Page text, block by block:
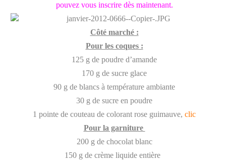
pouvez vous inscrire dès maintenant.
Côté marché :
Pour les coques :
125 g de poudre d’amande
170 g de sucre glace
90 g de blancs à température ambiante
30 g de sucre en poudre
1 pointe de couteau de colorant rose guimauve, clic
Pour la garniture
200 g de chocolat blanc
150 g de crème liquide entière